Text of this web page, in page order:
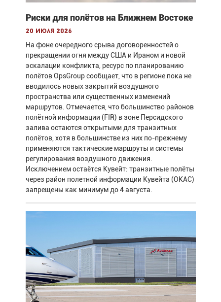
Риски для полётов на Ближнем Востоке
20 июля 2026
На фоне очередного срыва договоренностей о
прекращении огня между США и Ираном и новой
эскалации конфликта, ресурс по планированию
полётов OpsGroup сообщает, что в регионе пока не
вводилось новых закрытий воздушного
пространства или существенных изменений
маршрутов. Отмечается, что большинство районов
полётной информации (FIR) в зоне Персидского
залива остаются открытыми для транзитных
полётов, хотя в большинстве из них по-прежнему
применяются тактические маршруты и системы
регулирования воздушного движения.
Исключением остаётся Кувейт: транзитные полёты
через район полетной информации Кувейта (OKAC)
запрещены как минимум до 4 августа.